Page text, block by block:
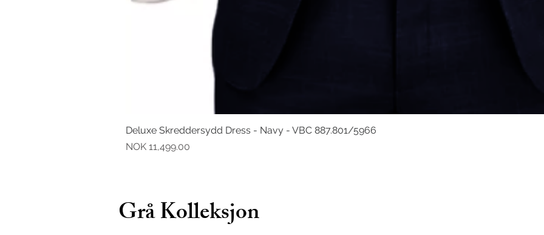
Deluxe Skreddersydd Dress - Navy - VBC 887.801/5966
Pris
NOK 11,499.00
Grå Kolleksjon